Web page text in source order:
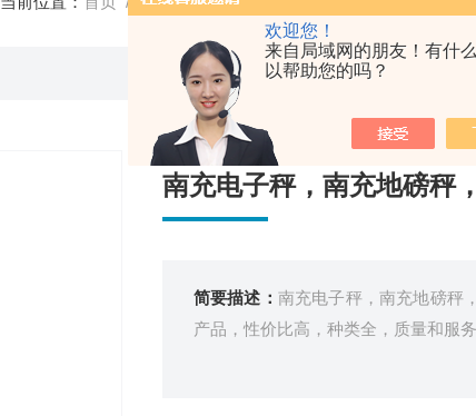
欢迎您！
来自局域网的朋友！有什
以帮助您的吗？
南充电子秤，南充地磅秤
简要描述： 南充电子秤，南充地磅秤
产品，性价比高，种类全，质量和服